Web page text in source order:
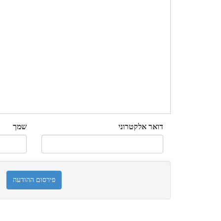
דואר אלקטרוני שמך